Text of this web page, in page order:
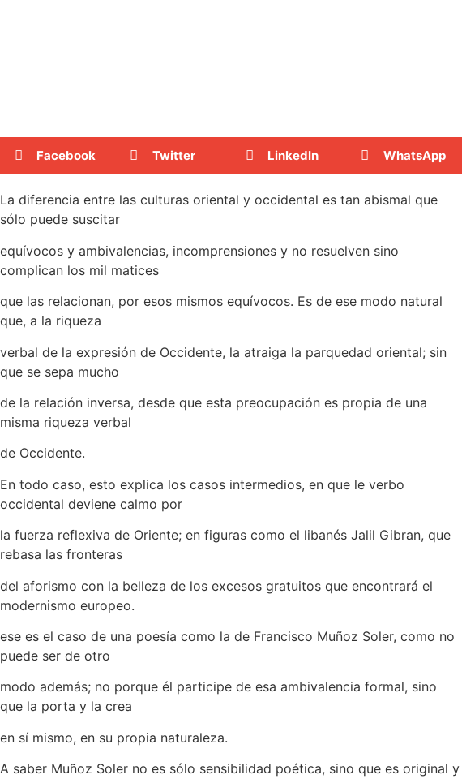
Facebook Twitter LinkedIn WhatsApp
La diferencia entre las culturas oriental y occidental es tan abismal que
sólo puede suscitar
equívocos y ambivalencias, incomprensiones y no resuelven sino
complican los mil matices
que las relacionan, por esos mismos equívocos. Es de ese modo natural
que, a la riqueza
verbal de la expresión de Occidente, la atraiga la parquedad oriental; sin
que se sepa mucho
de la relación inversa, desde que esta preocupación es propia de una
misma riqueza verbal
de Occidente.
En todo caso, esto explica los casos intermedios, en que le verbo
occidental deviene calmo por
la fuerza reflexiva de Oriente; en figuras como el libanés Jalil Gibran, que
rebasa las fronteras
del aforismo con la belleza de los excesos gratuitos que encontrará el
modernismo europeo.
ese es el caso de una poesía como la de Francisco Muñoz Soler, como no
puede ser de otro
modo además; no porque él participe de esa ambivalencia formal, sino
que la porta y la crea
en sí mismo, en su propia naturaleza.
A saber Muñoz Soler no es sólo sensibilidad poética, sino que es original y